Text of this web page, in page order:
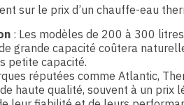
sur le prix d’un chauffe-eau
: Les modèles de 200 à 300
grande capacité coûtera
petite capacité.
réputées comme Atlantic,
haute qualité, souvent à un prix